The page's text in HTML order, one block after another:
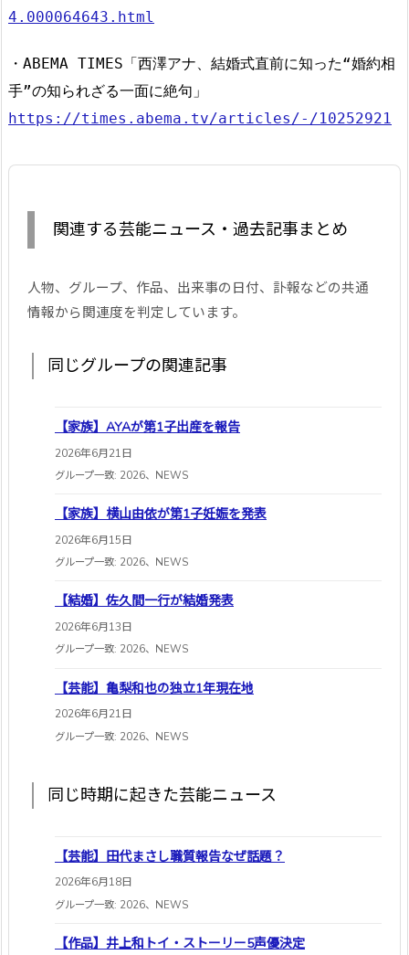
4.000064643.html
・ABEMA TIMES「西澤アナ、結婚式直前に知った“婚約相
手”の知られざる一面に絶句」
https://times.abema.tv/articles/-/10252921
関連する芸能ニュース・過去記事まとめ
人物、グループ、作品、出来事の日付、訃報などの共通
情報から関連度を判定しています。
同じグループの関連記事
【家族】AYAが第1子出産を報告
2026年6月21日
グループ一致: 2026、NEWS
【家族】横山由依が第1子妊娠を発表
2026年6月15日
グループ一致: 2026、NEWS
【結婚】佐久間一行が結婚発表
2026年6月13日
グループ一致: 2026、NEWS
【芸能】亀梨和也の独立1年現在地
2026年6月21日
グループ一致: 2026、NEWS
同じ時期に起きた芸能ニュース
【芸能】田代まさし職質報告なぜ話題？
2026年6月18日
グループ一致: 2026、NEWS
【作品】井上和トイ・ストーリー5声優決定